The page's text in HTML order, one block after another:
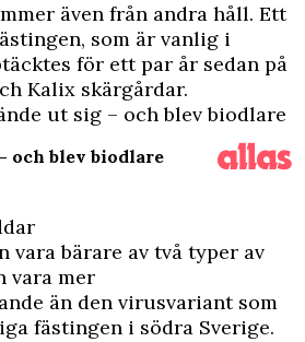
även från andra håll. Ett
som är vanlig i
för ett par år sedan på
Kalix skärgårdar.
ut sig – och blev biodlare
och blev biodlare
vara bärare av två typer av
vara mer
än den virusvariant som
fästingen i södra Sverige.